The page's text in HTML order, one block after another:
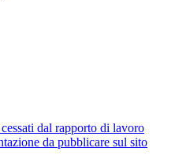
dal rapporto di lavoro
da pubblicare sul sito